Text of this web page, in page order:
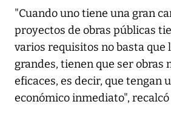
"Cuando uno tiene una gran
proyectos de obras públicas
varios requisitos no basta que
grandes, tienen que ser obras
eficaces, es decir, que tengan
económico inmediato", recalcó